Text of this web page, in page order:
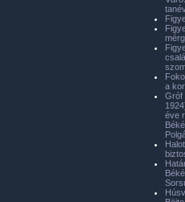
a
Gróf
éve